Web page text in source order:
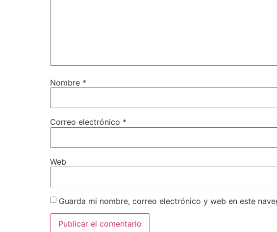
Nombre *
Correo electrónico *
Web
Guarda mi nombre, correo electrónico y web en este